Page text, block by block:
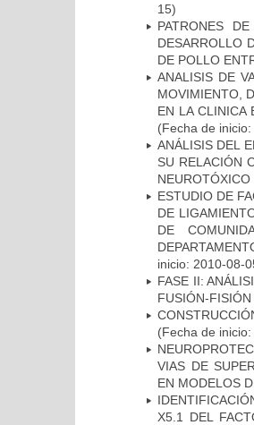
15)
PATRONES
DESARROLLO
DE POLLO
ANALISIS DE
MOVIMIENTO,
EN LA CLINICA
(Fecha de
ANÁLISIS DEL
SU RELACIÓN
NEUROTÓXICO
ESTUDIO DE
DE
DE
inicio: 2010-08-
FASE II:
FUSIÓN-
(Fecha de
VIAS DE
EN MODELOS
X5.1 DEL